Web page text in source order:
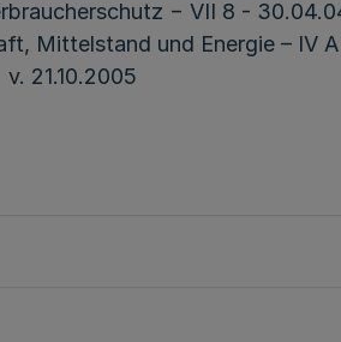
− VII 8 -
Mittelstand und Energie – IV
v. 21.10.2005